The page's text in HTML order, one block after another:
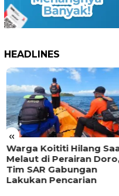
HEADLINES
«
Warga Koititi Hilang
Melaut di Perairan Doro,
Tim SAR Gabungan
Lakukan Pencarian